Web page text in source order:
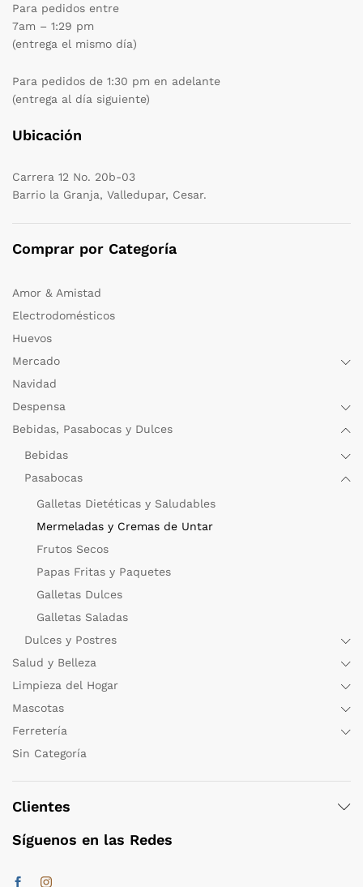
Para pedidos entre
7am – 1:29 pm
(entrega el mismo día)
Para pedidos de 1:30 pm en adelante
(entrega al día siguiente)
Ubicación
Carrera 12 No. 20b-03
Barrio la Granja, Valledupar, Cesar.
Comprar por Categoría
Amor & Amistad
Electrodomésticos
Huevos
Mercado
Navidad
Despensa
Bebidas, Pasabocas y Dulces
Bebidas
Pasabocas
Galletas Dietéticas y Saludables
Mermeladas y Cremas de Untar
Frutos Secos
Papas Fritas y Paquetes
Galletas Dulces
Galletas Saladas
Dulces y Postres
Salud y Belleza
Limpieza del Hogar
Mascotas
Ferretería
Sin Categoría
Clientes
Síguenos en las Redes